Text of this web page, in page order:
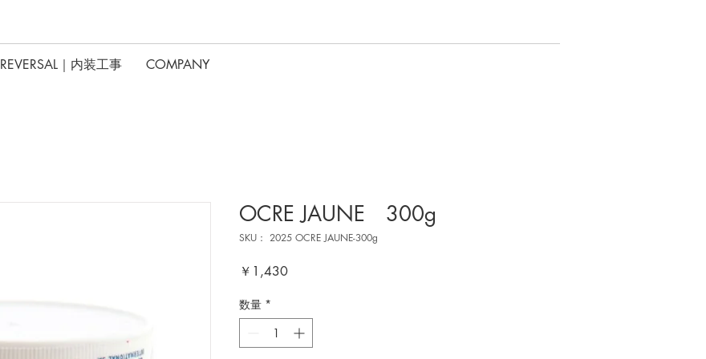
REVERSAL｜内装工事 COMPANY
OCRE JAUNE 300g
SKU： 2025 OCRE JAUNE-300g
￥1,430価
数量 *